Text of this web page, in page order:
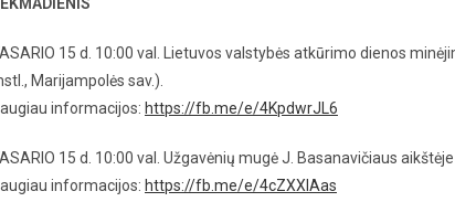
15 d. 10:00 val. Lietuvos valstybės atkūrimo dienos
Marijampolės sav.).
informacijos: https://fb.me/e/4KpdwrJL6
15 d. 10:00 val. Užgavėnių mugė J. Basanavičiaus
informacijos: https://fb.me/e/4cZXXlAas